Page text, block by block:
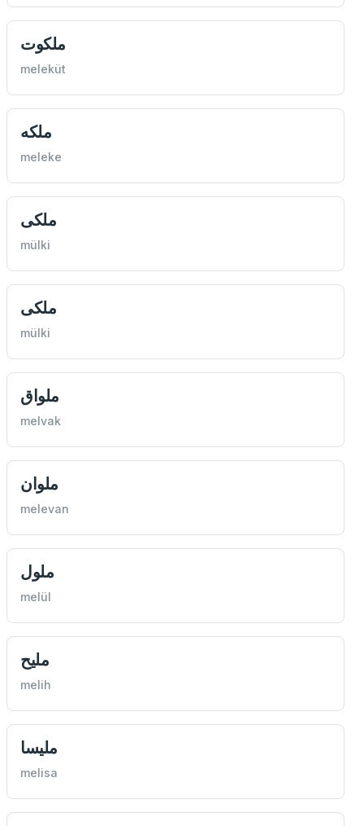
ملكوت
meleküt
ملكه
meleke
ملكی
mülki
ملكی
mülki
ملواق
melvak
ملوان
melevan
ملول
melül
مليح
melih
مليسا
melisa